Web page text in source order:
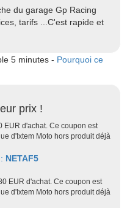
du garage Gp Racing
tarifs ...C'est rapide et
5 minutes - Pourquoi ce
prix !
EUR d'achat. Ce coupon est
d'Ixtem Moto hors produit déjà
NETAF5
EUR d'achat. Ce coupon est
d'Ixtem Moto hors produit déjà